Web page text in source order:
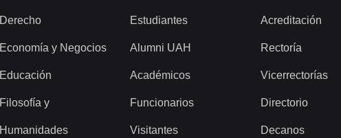
Derecho
Economía y Negocios
Educación
Filosofía y
Humanidades
Estudiantes
Alumni UAH
Académicos
Funcionarios
Visitantes
Acreditación
Rectoría
Vicerrectorías
Directorio
Decanos